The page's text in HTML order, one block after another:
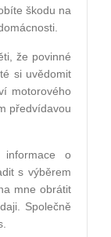
škodu na
že povinné
si uvědomit
motorového
předvídavou
informace o
s výběrem
mne obrátit
Společně